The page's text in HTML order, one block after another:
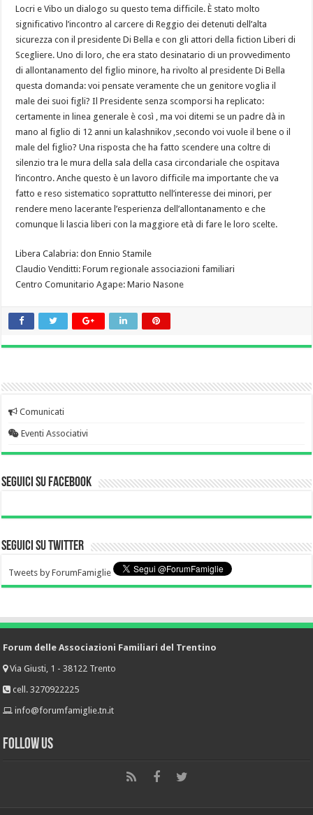
Locri e Vibo un dialogo su questo tema difficile. È stato molto
significativo l’incontro al carcere di Reggio dei detenuti dell’alta
sicurezza con il presidente Di Bella e con gli attori della fiction Liberi di
Scegliere. Uno di loro, che era stato desinatario di un provvedimento
di allontanamento del figlio minore, ha rivolto al presidente Di Bella
questa domanda: voi pensate veramente che un genitore voglia il
male dei suoi figli? Il Presidente senza scomporsi ha replicato:
certamente in linea generale è così , ma voi ditemi se un padre dà in
mano al figlio di 12 anni un kalashnikov ,secondo voi vuole il bene o il
male del figlio? Una risposta che ha fatto scendere una coltre di
silenzio tra le mura della sala della casa circondariale che ospitava
l’incontro. Anche questo è un lavoro difficile ma importante che va
fatto e reso sistematico soprattutto nell’interesse dei minori, per
rendere meno lacerante l’esperienza dell’allontanamento e che
comunque li lascia liberi con la maggiore età di fare le loro scelte.
Libera Calabria: don Ennio Stamile
Claudio Venditti: Forum regionale associazioni familiari
Centro Comunitario Agape: Mario Nasone
Comunicati
Eventi Associativi
Seguici su Facebook
Seguici su Twitter
Tweets by ForumFamiglie
Forum delle Associazioni Familiari del Trentino
Via Giusti, 1 - 38122 Trento
cell. 3270922225
info@forumfamiglie.tn.it
Follow Us